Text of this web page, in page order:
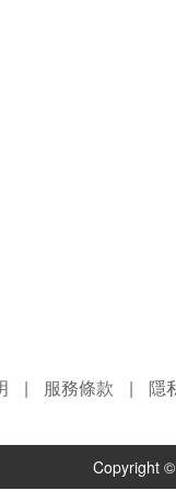
| 服務條款 | 隱
Copyright